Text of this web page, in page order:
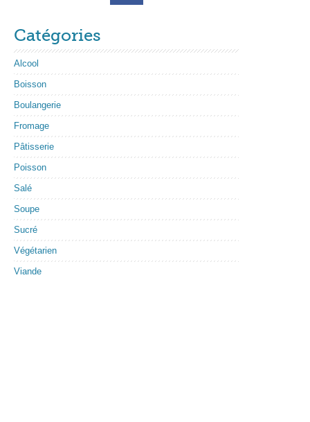
Catégories
Alcool
Boisson
Boulangerie
Fromage
Pâtisserie
Poisson
Salé
Soupe
Sucré
Végétarien
Viande